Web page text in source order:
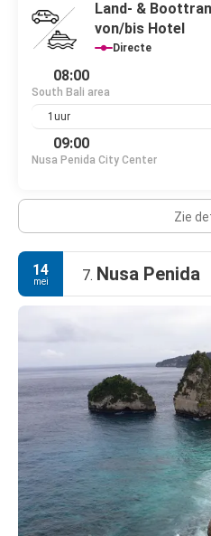
Land- &
von/bis Hotel
Directe
08:00
South Bali area
1uur
09:00
Nusa Penida City Center
Zie
14
mei 7. Nusa Penida